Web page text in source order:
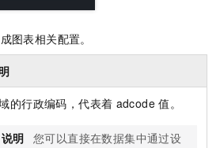
图表相关配置。
的行政编码，代表着 adcode 值。
说明 您可以直接在数据集中通过设